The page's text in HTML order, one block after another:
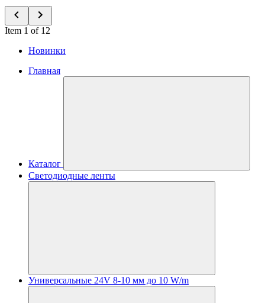
Item 1 of 12
Новинки
Главная
Каталог
Светодиодные ленты
Универсальные 24V 8-10 мм до 10 W/m